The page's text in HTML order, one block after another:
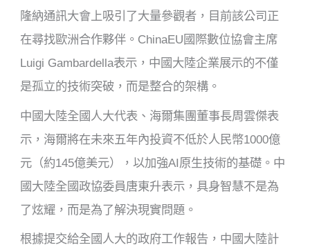
隆納通訊大會上吸引了大量參觀者，目前該公司正
在尋找歐洲合作夥伴。ChinaEU國際數位協會主席
Luigi Gambardella表示，中國大陸企業展示的不僅
是孤立的技術突破，而是整合的架構。
中國大陸全國人大代表、海爾集團董事長周雲傑表
示，海爾將在未來五年內投資不低於人民幣1000億
元（約145億美元），以加強AI原生技術的基礎。中
國大陸全國政協委員唐東升表示，具身智慧不是為
了炫耀，而是為了解決現實問題。
根據提交給全國人大的政府工作報告，中國大陸計